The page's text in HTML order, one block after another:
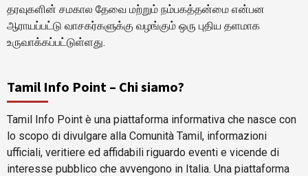
தரவுகளின் சமகால தேவை மற்றும் நம்பகத்தன்மை என்பன
ஆராயப்பட்டு வாசகர்களுக்கு வழங்கும் ஒரு புதிய தளமாக
உருவாக்கப்பட்டுள்ளது.
Tamil Info Point – Chi siamo?
Tamil Info Point è una piattaforma informativa che nasce con
lo scopo di divulgare alla Comunità Tamil, informazioni
ufficiali, veritiere ed affidabili riguardo eventi e vicende di
interesse pubblico che avvengono in Italia. Una piattaforma